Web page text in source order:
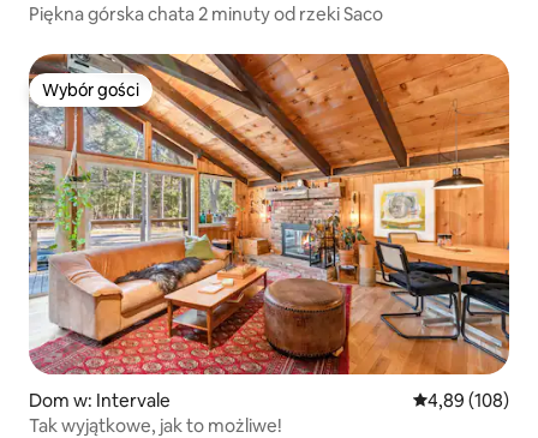
Piękna górska chata 2 minuty od rzeki Saco
Wybór gości
Wybór gości
Dom w: Intervale Średnia
4,89 (108)
Tak wyjątkowe, jak to możliwe!